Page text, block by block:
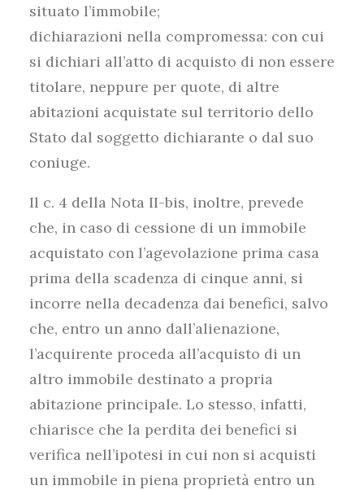
situato l’immobile;
dichiarazioni nella compromessa: con cui
si dichiari all’atto di acquisto di non essere
titolare, neppure per quote, di altre
abitazioni acquistate sul territorio dello
Stato dal soggetto dichiarante o dal suo
coniuge.
Il c. 4 della Nota II-bis, inoltre, prevede
che, in caso di cessione di un immobile
acquistato con l’agevolazione prima casa
prima della scadenza di cinque anni, si
incorre nella decadenza dai benefici, salvo
che, entro un anno dall’alienazione,
l’acquirente proceda all’acquisto di un
altro immobile destinato a propria
abitazione principale. Lo stesso, infatti,
chiarisce che la perdita dei benefici si
verifica nell’ipotesi in cui non si acquisti
un immobile in piena proprietà entro un